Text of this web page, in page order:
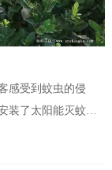
感受到蚊虫的侵
装了太阳能灭蚊
红地的“游客”。